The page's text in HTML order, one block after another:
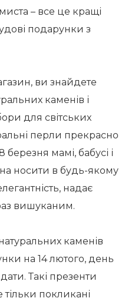
– все це кращі
подарунки з
ви знайдете
каменів і
для світських
перли прекрасно
мамі, бабусі і
носити в будь-якому
надає
вишуканим.
каменів
на 14 лютого, день
Такі презенти
покликані